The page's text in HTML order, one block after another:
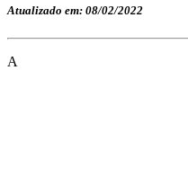
Atualizado em: 08/02/2022
A